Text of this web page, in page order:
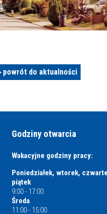
powrót do aktualności
Godziny otwarcia
Wakacyjne godziny pracy:
Poniedziałek, wtorek,
piątek
9:00 - 17:00
Środa
11:00 - 15:00